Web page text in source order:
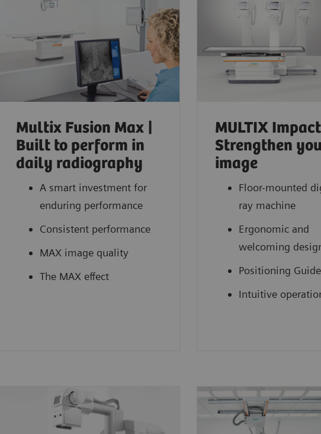
Multix Fusion Max |
Built to perform in
daily radiography
A smart investment for
enduring performance
Consistent performance
MAX image quality
The MAX effect
MULTIX
Strengthen
image
Floor-mounted
ray machine
Ergonomic and
welcoming
Positioning Guide
Intuitive